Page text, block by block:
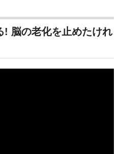
! 脳の老化を止めたけれ